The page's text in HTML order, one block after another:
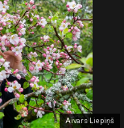
Aivars Liepiņš